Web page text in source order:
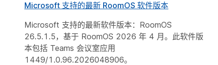
Microsoft 支持的最新 RoomOS 软件版本
Microsoft 支持的最新软件版本：RoomOS
26.5.1.5，基于 RoomOS 2026 年 4 月。此软件版
本包括 Teams 会议室应用
1449/1.0.96.2026048906。